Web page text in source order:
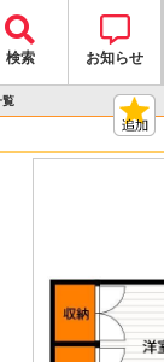
検索 お知らせ
覧